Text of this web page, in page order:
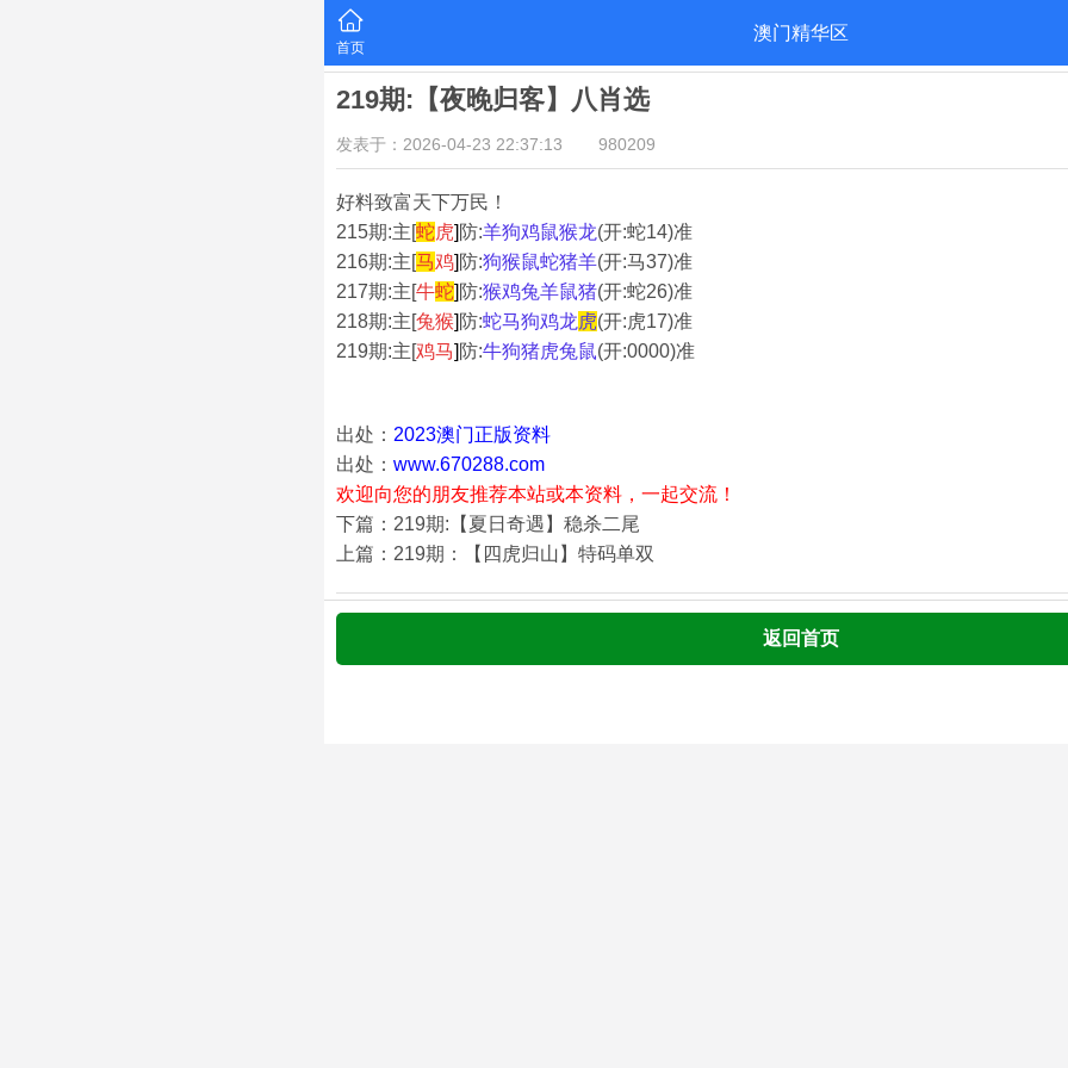
首页
澳门精华区
219期:【夜晚归客】八肖选
发表于：2026-04-23 22:37:13 980209
好料致富天下万民！
215期:主[蛇虎] 防:羊狗鸡鼠猴龙(开:蛇14)准
216期:主[马鸡] 防:狗猴鼠蛇猪羊(开:马37)准
217期:主[牛蛇] 防:猴鸡兔羊鼠猪(开:蛇26)准
218期:主[兔猴] 防:蛇马狗鸡龙虎(开:虎17)准
219期:主[鸡马] 防:牛狗猪虎兔鼠(开:0000)准
出处： 2023澳门正版资料
出处： www.670288.com
欢迎向您的朋友推荐本站或本资料，一起交流！
下篇：219期:【夏日奇遇】稳杀二尾
上篇：219期：【四虎归山】特码单双
返回首页